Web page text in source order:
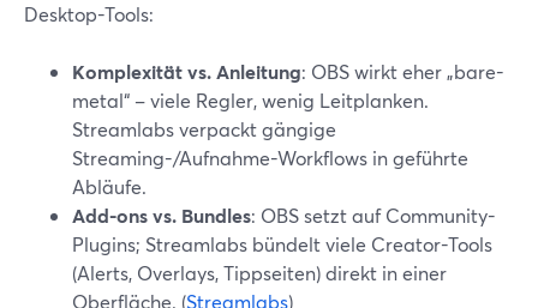
Desktop-Tools:
Komplexität vs. Anleitung: OBS wirkt eher „bare-
metal“ – viele Regler, wenig Leitplanken.
Streamlabs verpackt gängige
Streaming-/Aufnahme-Workflows in geführte
Abläufe.
Add-ons vs. Bundles: OBS setzt auf Community-
Plugins; Streamlabs bündelt viele Creator-Tools
(Alerts, Overlays, Tippseiten) direkt in einer
Oberfläche. (Streamlabs)